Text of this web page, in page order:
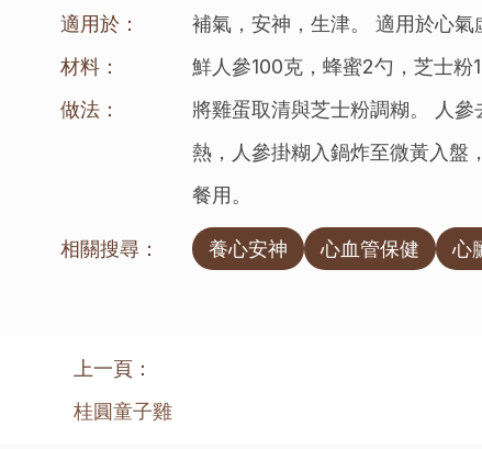
適用於：
補氣，安神，生津。 適用於心氣
材料：
鮮人參100克，蜂蜜2勺，芝士粉
做法：
將雞蛋取清與芝士粉調糊。 人
熱，人參掛糊入鍋炸至微黃入盤
餐用。
相關搜尋： 養心安神 心血管保健 心
上一頁：
桂圓童子雞